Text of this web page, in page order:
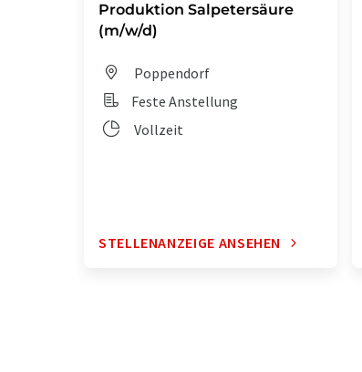
Produktion Salpetersäure
(m/w/d)
Poppendorf
Feste Anstellung
Vollzeit
STELLENANZEIGE ANSEHEN